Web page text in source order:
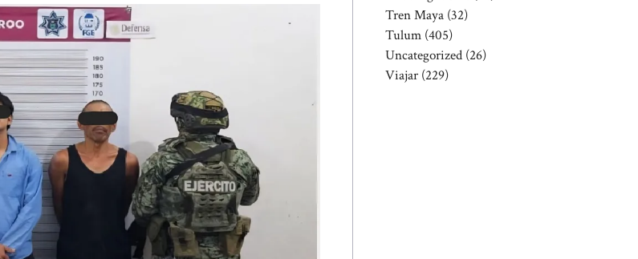
Tren Maya (32)
Tulum (405)
Uncategorized (26)
Viajar (229)